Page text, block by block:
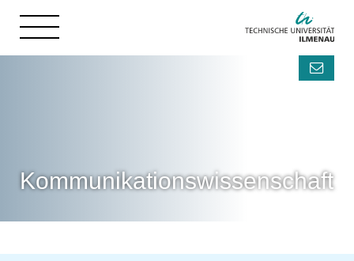
Kommunikationswissenschaft